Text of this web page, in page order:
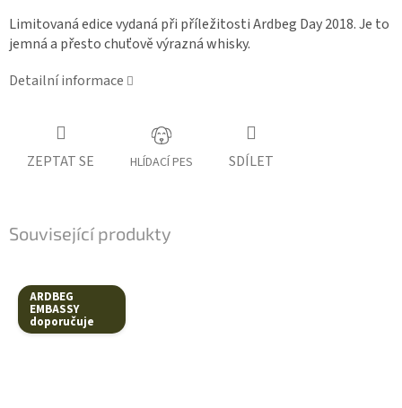
Limitovaná edice vydaná při příležitosti Ardbeg Day 2018. Je to
jemná a přesto chuťově výrazná whisky.
Detailní informace
ZEPTAT SE HLÍDACÍ PES SDÍLET
Související produkty
ARDBEG
EMBASSY
doporučuje